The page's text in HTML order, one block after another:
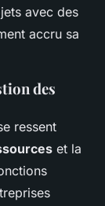
avec des
accru sa
des
ressent
et la